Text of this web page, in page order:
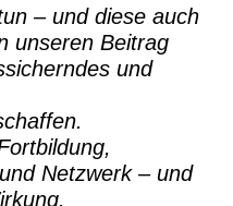
– und diese auch
unseren Beitrag
und
Netzwerk – und